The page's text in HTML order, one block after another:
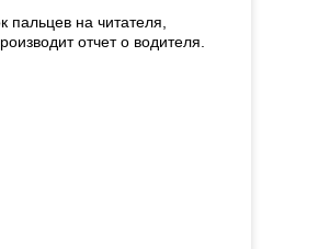
пальцев на читателя,
отчет о водителя.